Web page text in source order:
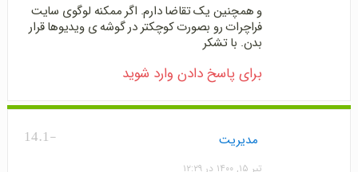
و همچنین یک تقاضا دارم. اگر ممکنه لوگوی سایت
فراچرات رو بصورت کوچکتر در گوشه ی ویدیوها قرار
بدن. با تشکر
برای پاسخ دادن وارد شوید
-14.1 مدیریت
تیر ۱۵, ۱۴۰۰ در ۱۲:۲۹